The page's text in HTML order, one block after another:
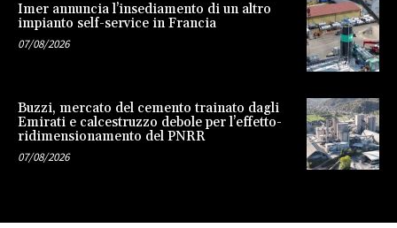
Imer annuncia l’insediamento di un altro
impianto self-service in Francia
07/08/2026
Buzzi, mercato del cemento trainato dagli
Emirati e calcestruzzo debole per l’effetto-
ridimensionamento del PNRR
07/08/2026